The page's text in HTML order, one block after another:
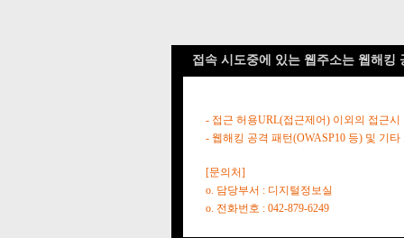
접속 시도중에 있는 웹주소는 웹해킹
- 접근 허용URL(접근제어) 이외의 접근시
- 웹해킹 공격 패턴(OWASP10 등) 및 기
[문의처]
o. 담당부서 : 디지털정보실
o. 전화번호 : 042-879-6249